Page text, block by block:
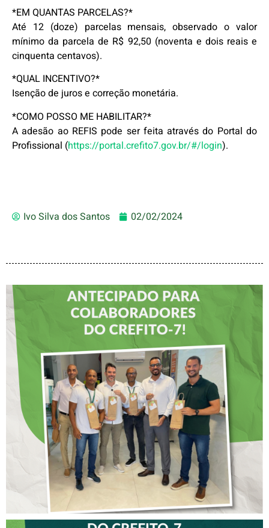
*EM QUANTAS PARCELAS?*
Até 12 (doze) parcelas mensais, observado o valor
mínimo da parcela de R$ 92,50 (noventa e dois reais e
cinquenta centavos).
*QUAL INCENTIVO?*
Isenção de juros e correção monetária.
*COMO POSSO ME HABILITAR?*
A adesão ao REFIS pode ser feita através do Portal do
Profissional (https://portal.crefito7.gov.br/#/login).
Ivo Silva dos Santos 02/02/2024
DIA DOS PAIS É
ANTECIPADO PARA
COLABORADORES DO
CREFITO-7